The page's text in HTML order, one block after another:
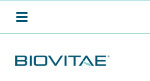
Toggle